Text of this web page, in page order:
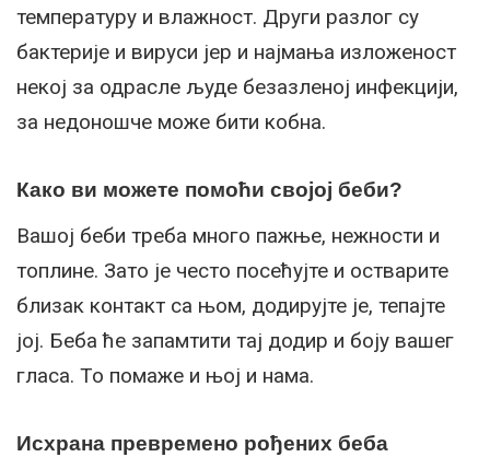
температуру и влажност. Други разлог су
бактерије и вируси јер и најмања изложеност
некој за одрасле људе безазленој инфекцији,
за недоношче може бити кобна.
Како ви можете помоћи својој беби?
Вашој беби треба много пажње, нежности и
топлине. Зато је често посећујте и остварите
близак контакт са њом, додирујте је, тепајте
јој. Беба ће запамтити тај додир и боју вашег
гласа. То помаже и њој и нама.
Исхрана превремено рођених беба